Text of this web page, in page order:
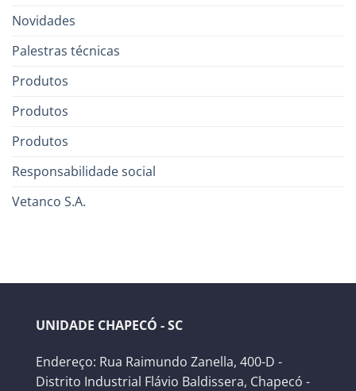
Novidades
Palestras técnicas
Produtos
Produtos
Produtos
Responsabilidade social
Vetanco S.A.
UNIDADE CHAPECÓ - SC
Endereço: Rua Raimundo Zanella, 400-D -
Distrito Industrial Flávio Baldissera, Chapecó -